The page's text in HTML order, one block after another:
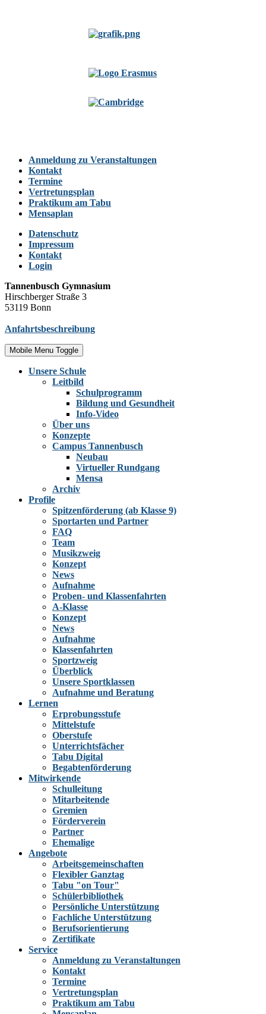
Anmeldung zu Veranstaltungen
Kontakt
Termine
Vertretungsplan
Praktikum am Tabu
Mensaplan
Datenschutz
Impressum
Kontakt
Login
Tannenbusch Gymnasium
Hirschberger Straße 3
53119 Bonn
Anfahrtsbeschreibung
Mobile Menu Toggle
Unsere Schule
Leitbild
Schulprogramm
Bildung und Gesundheit
Info-Video
Über uns
Konzepte
Campus Tannenbusch
Neubau
Virtueller Rundgang
Mensa
Archiv
Profile
Spitzenförderung (ab Klasse 9)
Sportarten und Partner
FAQ
Team
Musikzweig
Konzept
News
Aufnahme
Proben- und Klassenfahrten
A-Klasse
Konzept
News
Aufnahme
Klassenfahrten
Sportzweig
Überblick
Unsere Sportklassen
Aufnahme und Beratung
Lernen
Erprobungsstufe
Mittelstufe
Oberstufe
Unterrichtsfächer
Tabu Digital
Begabtenförderung
Mitwirkende
Schulleitung
Mitarbeitende
Gremien
Förderverein
Partner
Ehemalige
Angebote
Arbeitsgemeinschaften
Flexibler Ganztag
Tabu "on Tour"
Schülerbibliothek
Persönliche Unterstützung
Fachliche Unterstützung
Berufsorientierung
Zertifikate
Service
Anmeldung zu Veranstaltungen
Kontakt
Termine
Vertretungsplan
Praktikum am Tabu